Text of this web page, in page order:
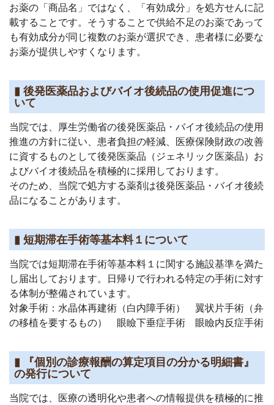
お薬の「商品名」ではなく、「有効成分」を処方せんに記
載することです。そうすることで供給不足のお薬であって
も有効成分が同じ複数のお薬が選択でき、患者様に必要な
お薬が提供しやすくなります。
▮ 後発医薬品およびバイオ後続品の使用促進につ
いて
当院では、厚生労働省の後発医薬品・バイオ後続品の使用
推進の方針に従い、患者負担の軽減、医療保険財政の改善
に資するものとして後発医薬品（ジェネリック医薬品）お
よびバイオ後続品を積極的に採用しております。
そのため、当院で処方する薬剤は後発医薬品・バイオ後続
品になることがあります。
▮ 短期滞在手術等基本料１について
当院では短期滞在手術等基本料１に関する施設基準を満た
し届出しております。日帰りで行われる特定の手術に対す
る体制が整備されています。
対象手術：水晶体再建術（白内障手術） 翼状片手術（弁
の移植を要するもの） 眼瞼下垂症手術 眼瞼内反症手術
▮ 『個別の診療報酬の算定項目の分かる明細書』
の発行について
当院では、医療の透明化や患者への情報提供を積極的に推